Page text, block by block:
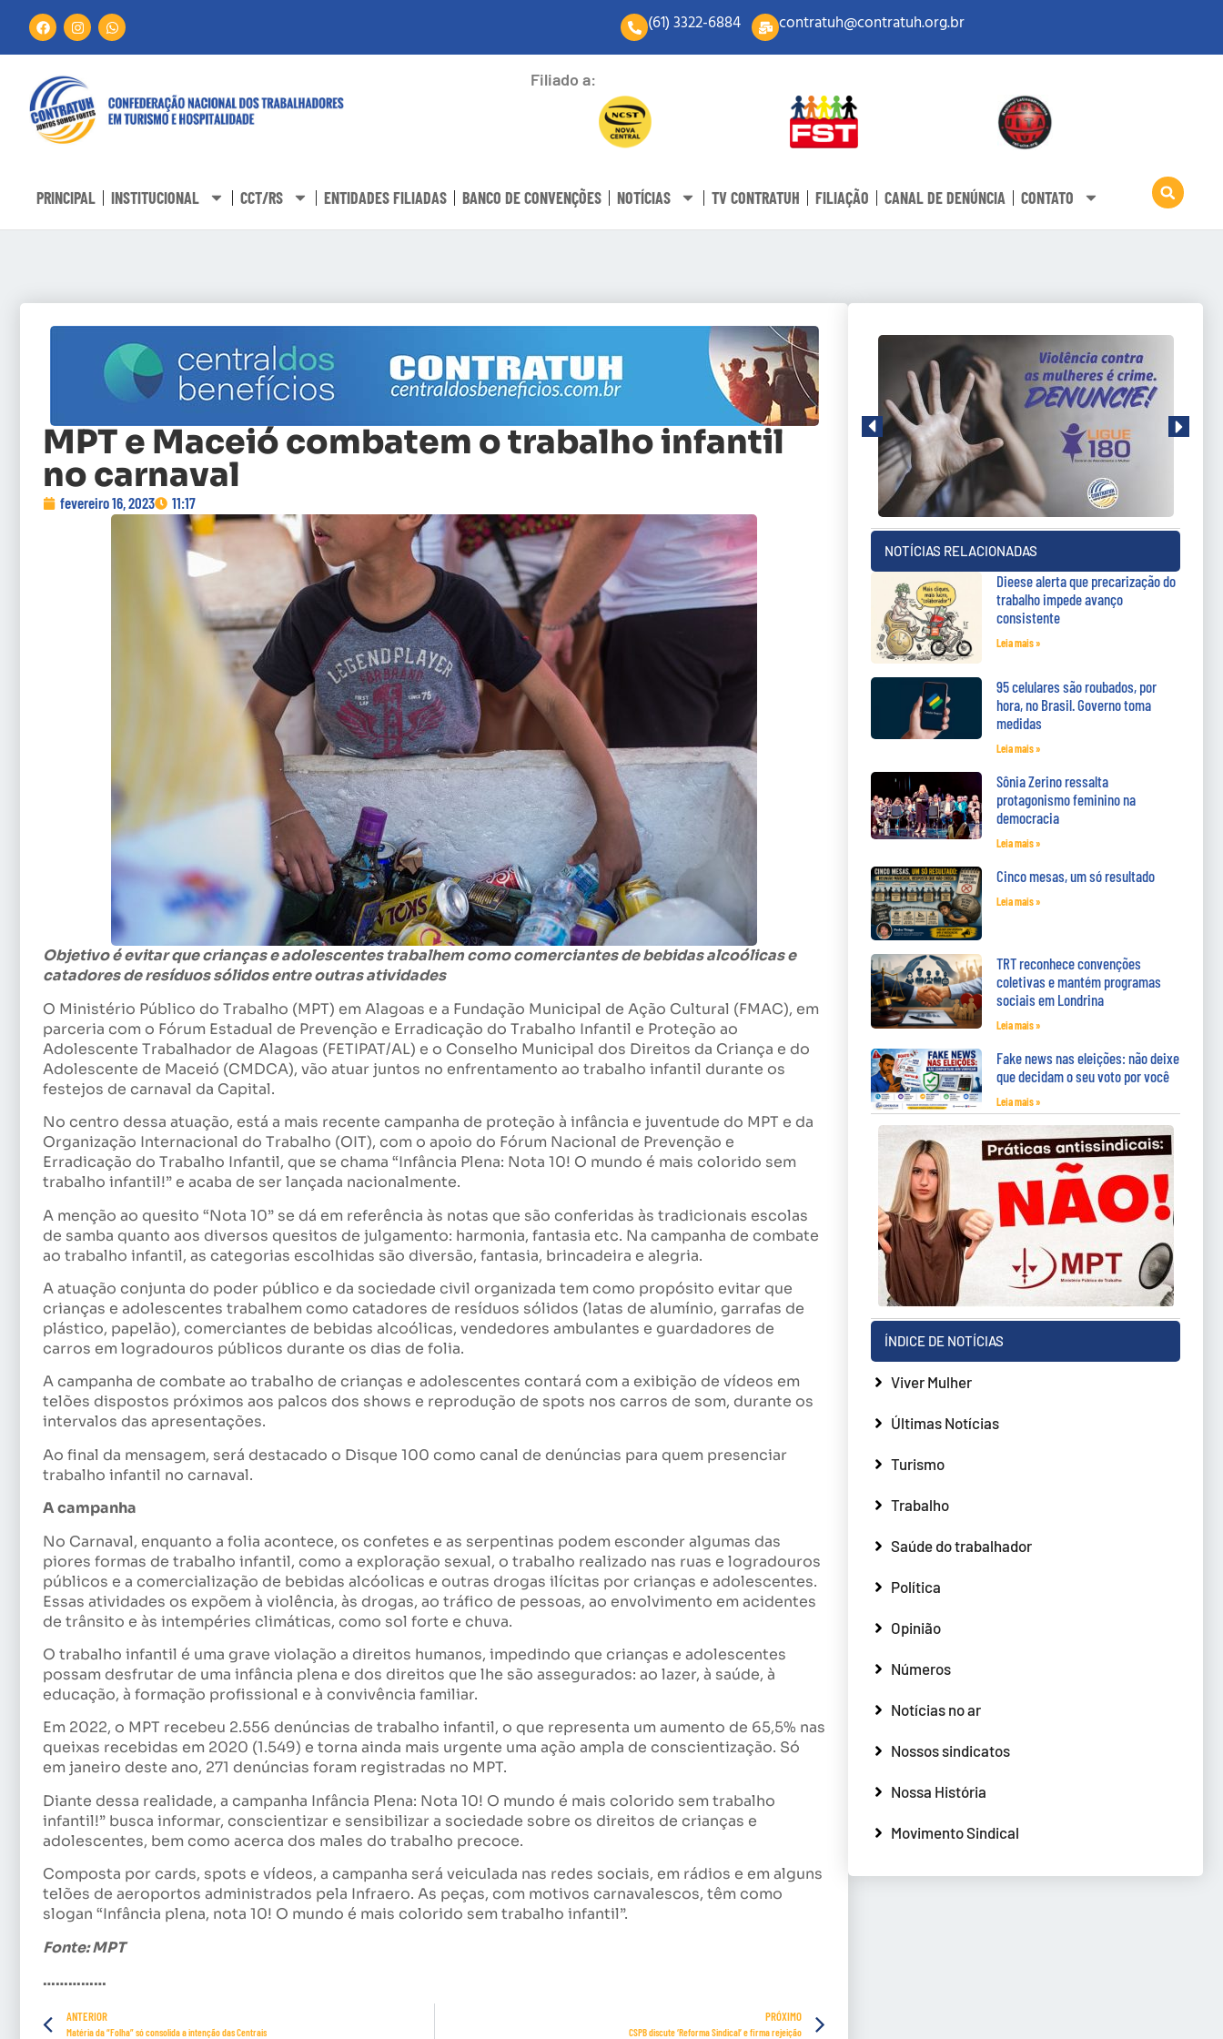
(61) 3322-6884 contratuh@contratuh.org.br
Filiado a:
PRINCIPAL INSTITUCIONAL CCT/RS ENTIDADES FILIADAS BANCO DE CONVENÇÕES NOTÍCIAS TV CONTRATUH FILIAÇÃO CANAL DE DENÚNCIA CONTATO
MPT e Maceió combatem o trabalho infantil
no carnaval
fevereiro 16, 2023 11:17
Objetivo é evitar que crianças e adolescentes trabalhem comocomerciantes de bebidas alcoólicas e
catadores de resíduos sólidos entre outras atividades
O Ministério Público do Trabalho (MPT) em Alagoas e a Fundação Municipal de Ação Cultural (FMAC), em
parceria com o Fórum Estadual de Prevenção e Erradicação do Trabalho Infantil e Proteção ao
Adolescente Trabalhador de Alagoas (FETIPAT/AL) e o Conselho Municipal dos Direitos da Criança e do
Adolescente de Maceió (CMDCA), vão atuar juntos no enfrentamento ao trabalho infantil durante os
festejos de carnaval da Capital.
No centro dessa atuação, está a mais recente campanha de proteção à infância e juventude do MPT e da
Organização Internacional do Trabalho (OIT), com o apoio do Fórum Nacional de Prevenção e
Erradicação do Trabalho Infantil, que se chama “Infância Plena: Nota 10! O mundo é mais colorido sem
trabalho infantil!” e acaba de ser lançada nacionalmente.
A menção ao quesito “Nota 10” se dá em referência às notas que são conferidas às tradicionais escolas
de samba quanto aos diversos quesitos de julgamento: harmonia, fantasia etc. Na campanha de combate
ao trabalho infantil, as categorias escolhidas são diversão, fantasia, brincadeira e alegria.
A atuação conjunta do poder público e da sociedade civil organizada tem como propósito evitar que
crianças e adolescentes trabalhem como catadores de resíduos sólidos (latas de alumínio, garrafas de
plástico, papelão), comerciantes de bebidas alcoólicas, vendedores ambulantes e guardadores de
carros em logradouros públicos durante os dias de folia.
A campanha de combate ao trabalho de crianças e adolescentes contará com a exibição de vídeos em
telões dispostos próximos aos palcos dos shows e reprodução de spots nos carros de som, durante os
intervalos das apresentações.
Ao final da mensagem, será destacado o Disque 100 como canal de denúncias para quem presenciar
trabalho infantil no carnaval.
A campanha
No Carnaval, enquanto a folia acontece, os confetes e as serpentinas podem esconder algumas das
piores formas de trabalho infantil, como a exploração sexual, o trabalho realizado nas ruas e logradouros
públicos e a comercialização de bebidas alcóolicas e outras drogas ilícitas por crianças e adolescentes.
Essas atividades os expõem à violência, às drogas, ao tráfico de pessoas, ao envolvimento em acidentes
de trânsito e às intempéries climáticas, como sol forte e chuva.
O trabalho infantil é uma grave violação a direitos humanos, impedindo que crianças e adolescentes
possam desfrutar de uma infância plena e dos direitos que lhe são assegurados: ao lazer, à saúde, à
educação, à formação profissional e à convivência familiar.
Em 2022, o MPT recebeu 2.556 denúncias de trabalho infantil, o que representa um aumento de 65,5% nas
queixas recebidas em 2020 (1.549) e torna ainda mais urgente uma ação ampla de conscientização. Só
em janeiro deste ano, 271 denúncias foram registradas no MPT.
Diante dessa realidade, a campanha Infância Plena: Nota 10! O mundo é mais colorido sem trabalho
infantil!” busca informar, conscientizar e sensibilizar a sociedade sobre os direitos de crianças e
adolescentes, bem como acerca dos males do trabalho precoce.
Composta por cards, spots e vídeos, a campanha será veiculada nas redes sociais, em rádios e em alguns
telões de aeroportos administrados pela Infraero. As peças, com motivos carnavalescos, têm como
slogan “Infância plena, nota 10! O mundo é mais colorido sem trabalho infantil”.
Fonte: MPT
……………
ANTERIOR
Matéria da “Folha” só consolida a intenção das Centrais
PRÓXIMO
CSPB discute ‘Reforma Sindical’ e firma rejeição
NOTÍCIAS RELACIONADAS
Dieese alerta que precarização do
trabalho impede avanço
consistente
Leia mais »
95 celulares são roubados, por
hora, no Brasil. Governo toma
medidas
Leia mais »
Sônia Zerino ressalta
protagonismo feminino na
democracia
Leia mais »
Cinco mesas, um só resultado
Leia mais »
TRT reconhece convenções
coletivas e mantém programas
sociais em Londrina
Leia mais »
Fake news nas eleições: não deixe
que decidam o seu voto por você
Leia mais »
ÍNDICE DE NOTÍCIAS
Viver Mulher
Últimas Notícias
Turismo
Trabalho
Saúde do trabalhador
Política
Opinião
Números
Notícias no ar
Nossos sindicatos
Nossa História
Movimento Sindical